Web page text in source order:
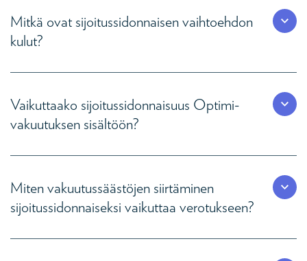
Mitkä ovat sijoitussidonnaisen vaihtoehdon
kulut?
Vaikuttaako sijoitussidonnaisuus Optimi-
vakuutuksen sisältöön?
Miten vakuutussäästöjen siirtäminen
sijoitussidonnaiseksi vaikuttaa verotukseen?